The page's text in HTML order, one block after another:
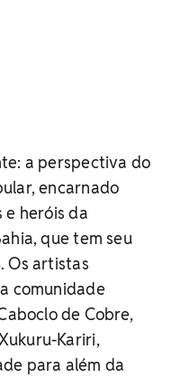
a perspectiva do
encarnado
e heróis da
que tem seu
Os artistas
comunidade
de Cobre,
Kariri,
para além da